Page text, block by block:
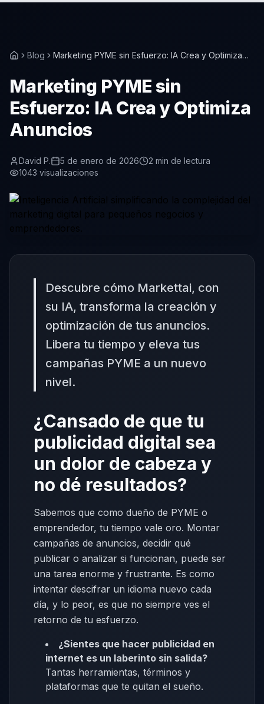
Blog
Marketing PYME sin Esfuerzo: IA Crea y Optimiza
Marketing PYME sin
Esfuerzo: IA Crea y Optimiza
Anuncios
David P. 5 de enero de 2026 2 min de lectura
1043 visualizaciones
Descubre cómo Markettai, con
su IA, transforma la creación y
optimización de tus anuncios.
Libera tu tiempo y eleva tus
campañas PYME a un nuevo
nivel.
¿Cansado de que tu
publicidad digital sea
un dolor de cabeza y
no dé resultados?
Sabemos que como dueño de PYME o
emprendedor, tu tiempo vale oro. Montar
campañas de anuncios, decidir qué
publicar o analizar si funcionan, puede ser
una tarea enorme y frustrante. Es como
intentar descifrar un idioma nuevo cada
día, y lo peor, es que no siempre ves el
retorno de tu esfuerzo.
¿Sientes que hacer publicidad en
internet es un laberinto sin salida?
Tantas herramientas, términos y
plataformas que te quitan el sueño.